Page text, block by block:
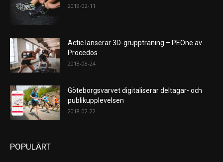
2019-02-11
Actic lanserar 3D-gruppträning – PEOne av
Procedos
2018-08-24
Göteborgsvarvet digitaliserar deltagar- och
publikupplevelsen
2018-02-22
POPULÄRT